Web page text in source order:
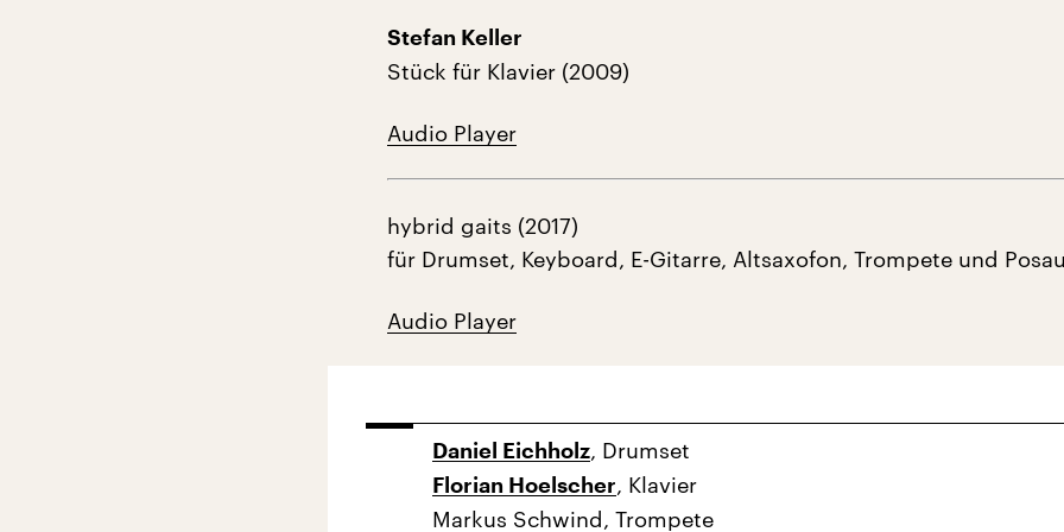
Stefan Keller
Stück für Klavier (2009)
Audio Player
hybrid gaits (2017)
für Drumset, Keyboard, E-Gitarre, Altsaxofon, Trompete und
Audio Player
Daniel Eichholz, Drumset
Florian Hoelscher, Klavier
Markus Schwind, Trompete